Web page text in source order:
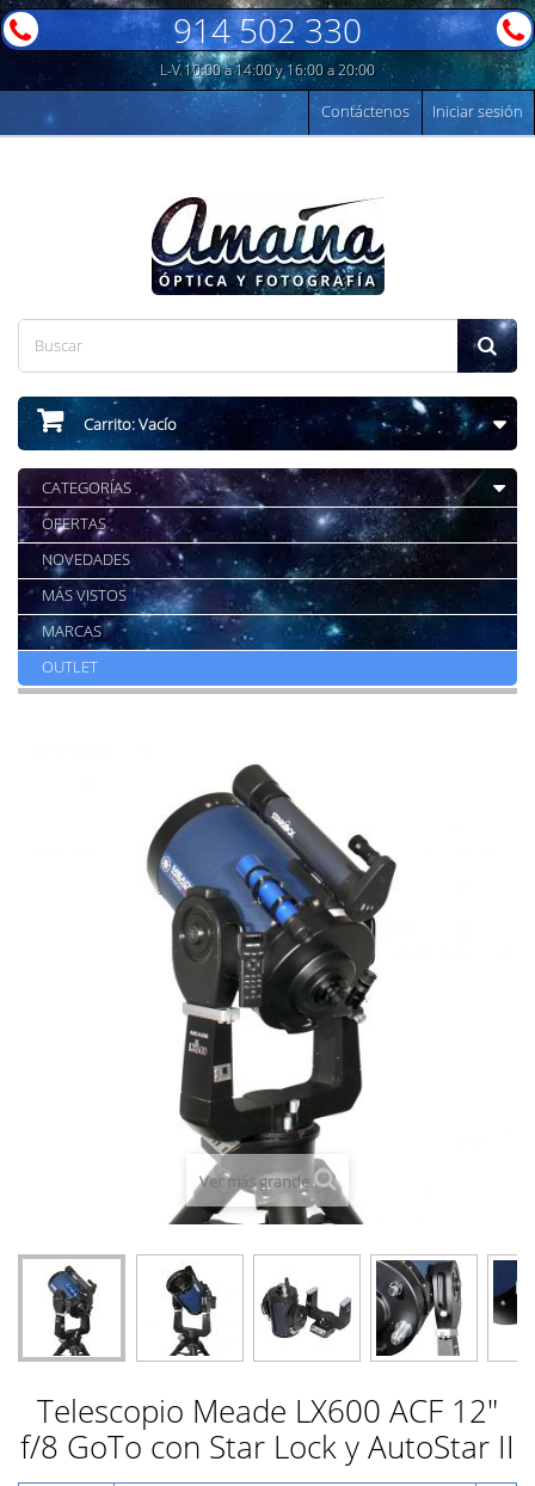
914 502 330
L-V 10:00 a 14:00 y 16:00 a 20:00
Iniciar sesión
Contáctenos
Carrito:Vacío
CATEGORÍAS
OFERTAS
NOVEDADES
MÁS VISTOS
MARCAS
OUTLET
Ver más grande
Telescopio Meade LX600 ACF 12"
f/8 GoTo con Star Lock y AutoStar II